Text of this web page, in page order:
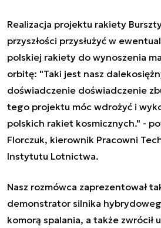
Realizacja projektu rakiety
przyszłości przysłużyć w
polskiej rakiety do wynoszenia
orbitę: "Taki jest nasz
doświadczenie doświadczenie
tego projektu móc wdrożyć i
polskich rakiet kosmicznych." -
Florczuk, kierownik Pracowni
Instytutu Lotnictwa.
Nasz rozmówca zaprezentował
demonstrator silnika
komorą spalania, a także zwrócił